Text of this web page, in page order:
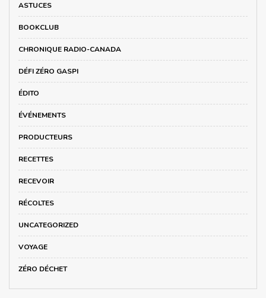
ASTUCES
BOOKCLUB
CHRONIQUE RADIO-CANADA
DÉFI ZÉRO GASPI
ÉDITO
ÉVÉNEMENTS
PRODUCTEURS
RECETTES
RECEVOIR
RÉCOLTES
UNCATEGORIZED
VOYAGE
ZÉRO DÉCHET